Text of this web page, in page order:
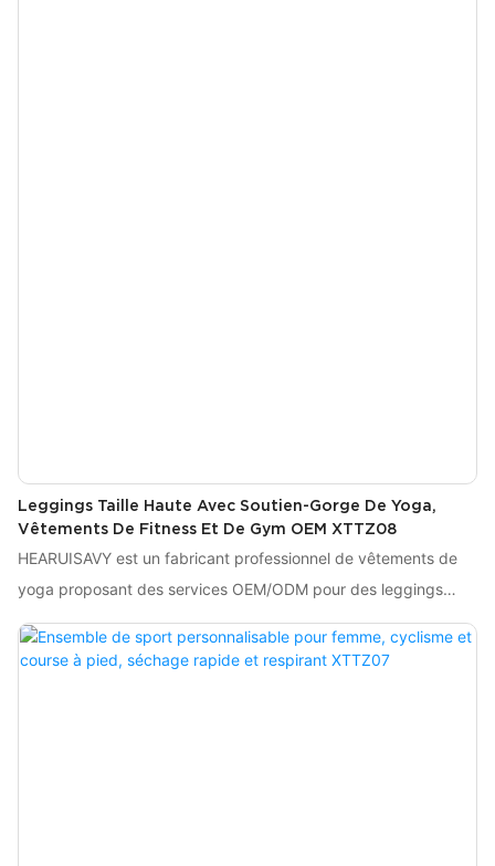
Leggings Taille Haute Avec Soutien-Gorge De Yoga,
Vêtements De Fitness Et De Gym OEM XTTZ08
HEARUISAVY est un fabricant professionnel de vêtements de
yoga proposant des services OEM/ODM pour des leggings
taille haute et des soutiens-gorge de sport haut de gamme.